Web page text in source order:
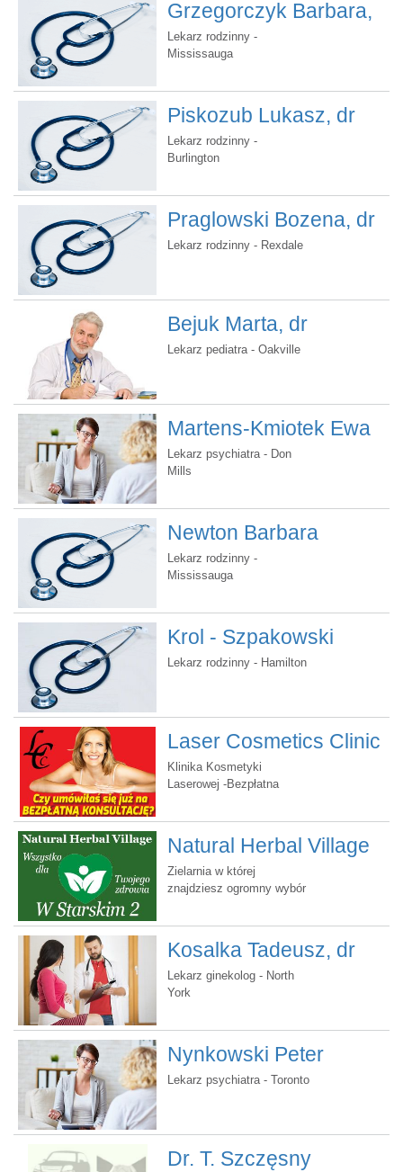
Grzegorczyk Barbara,
dr
Lekarz rodzinny -
Mississauga
Piskozub Lukasz, dr
Lekarz rodzinny -
Burlington
Praglowski Bozena, dr
Lekarz rodzinny - Rexdale
Bejuk Marta, dr
Lekarz pediatra - Oakville
Martens-Kmiotek Ewa
Lidia, dr.
Lekarz psychiatra - Don
Mills
Newton Barbara
Jolanta, dr
Lekarz rodzinny -
Mississauga
Krol - Szpakowski
Margaret, dr
Lekarz rodzinny - Hamilton
Laser Cosmetics Clinic
Klinika Kosmetyki
Laserowej -Bezpłatna
Natural Herbal Village
Zielarnia w której
znajdziesz ogromny wybór
dobrych cenach! Fachowa
porada dostępna na
miejscu
Kosalka Tadeusz, dr
Lekarz ginekolog - North
York
Nynkowski Peter
Arthur, dr
Lekarz psychiatra - Toronto
Dr. T. Szczęsny